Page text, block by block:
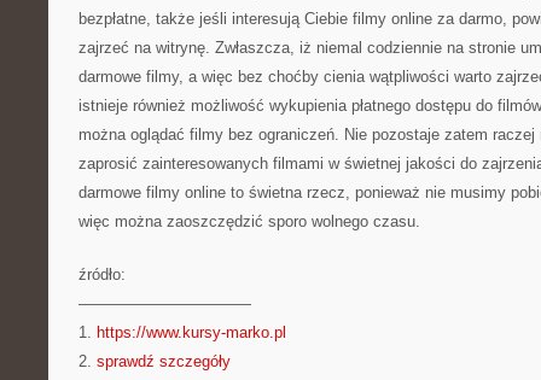
bezpłatne, także jeśli interesują Ciebie filmy online za darmo,
zajrzeć na witrynę. Zwłaszcza, iż niemal codziennie na stronie
darmowe filmy, a więc bez choćby cienia wątpliwości warto
istnieje również możliwość wykupienia płatnego dostępu do
można oglądać filmy bez ograniczeń. Nie pozostaje zatem
zaprosić zainteresowanych filmami w świetnej jakości do
darmowe filmy online to świetna rzecz, ponieważ nie musimy
więc można zaoszczędzić sporo wolnego czasu.
źródło:
———————————
1. https://www.kursy-marko.pl
2. sprawdź szczegóły